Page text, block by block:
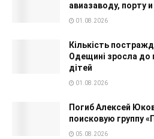
авиазаводу, порту
01.08.2026
Кількість
Одещині зросла до
дітей
01.08.2026
Погиб Алексей
поисковую группу
05.08.2026